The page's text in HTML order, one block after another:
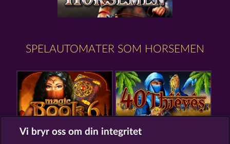
SPELAUTOMATER SOM HORSEMEN
MAGIC BOOK 6 40 THIEVES
Vi bryr oss om din integritet